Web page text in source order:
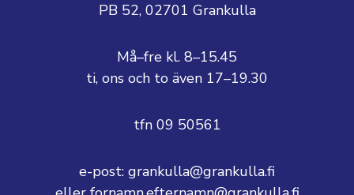
PB 52, 02701 Grankulla
Må–fre kl. 8–15.45
ti, ons och to även 17–19.30
tfn 09 50561
e-post: grankulla@grankulla.fi